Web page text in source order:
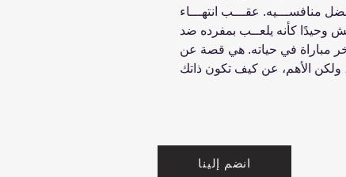
منافســـيه. عقـــب انتهـــاء
وحيدًا كأنه يلعــب بمفرده ضد
آخر مباراة في حياته. هي قصة عن
انضم إلينا